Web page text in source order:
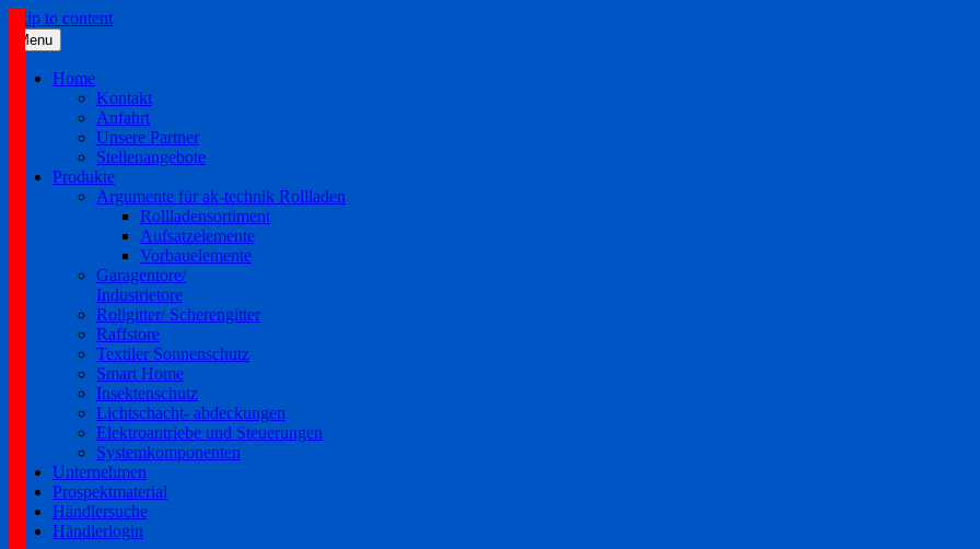
Skip to content
Menu
Home
Kontakt
Anfahrt
Unsere Partner
Stellenangebote
Produkte
Argumente für ak-technik Rollladen
Rollladensortiment
Aufsatzelemente
Vorbauelemente
Garagentore/
Industrietore
Rollgitter/ Scherengitter
Raffstore
Textiler Sonnenschutz
Smart Home
Insektenschutz
Lichtschacht- abdeckungen
Elektroantriebe und Steuerungen
Systemkomponenten
Unternehmen
Prospektmaterial
Händlersuche
Händlerlogin